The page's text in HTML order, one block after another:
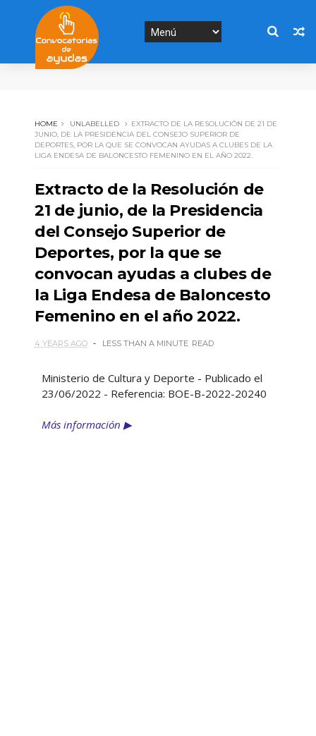
HOME UNLABELLED
EXTRACTO DE LA RESOLUCIÓN DE 21 DE
JUNIO, DE LA PRESIDENCIA DEL CONSEJO SUPERIOR DE
DEPORTES, POR LA QUE SE CONVOCAN AYUDAS A CLUBES DE LA
LIGA ENDESA DE BALONCESTO FEMENINO EN EL AÑO 2022.
Extracto de la Resolución de
21 de junio, de la Presidencia
del Consejo Superior de
Deportes, por la que se
convocan ayudas a clubes de
la Liga Endesa de Baloncesto
Femenino en el año 2022.
4 YEARS AGO LESS THAN A MINUTE READ
Ministerio de Cultura y Deporte - Publicado el
23/06/2022 - Referencia: BOE-B-2022-20240
Más información ▶